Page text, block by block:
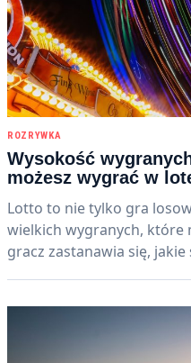
ROZRYWKA
Wysokość
możesz wygrać w
Lotto to nie tylko gra
wielkich wygranych, które
gracz zastanawia się,